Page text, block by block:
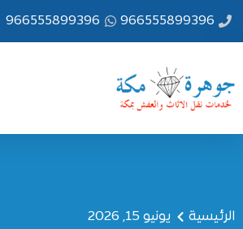
إلى
966555899396
966555899396
الرئيسية يونيو 15, 2026